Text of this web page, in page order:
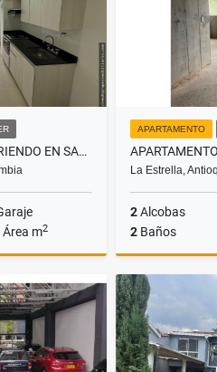
APARTAMENTO EN ARRIENDO EN SABANETA, SECTOR ASDESILLAS
Área m2
Alquiler
APARTAMENTO
La Estrella,
2Alcobas
2 Baños